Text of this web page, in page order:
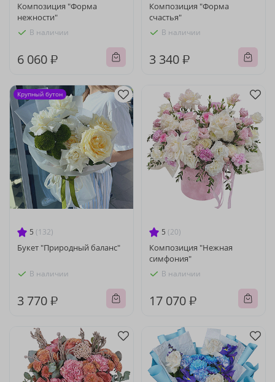
Композиция "Форма
нежности"
В наличии
6 060 ₽
Композиция "Форма
счастья"
В наличии
3 340 ₽
5 (132)
Букет "Природный баланс"
В наличии
3 770 ₽
Крупный бутон
5 (20)
Композиция "Нежная
симфония"
В наличии
17 070 ₽